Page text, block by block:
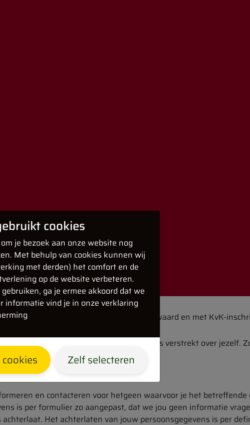
cookies
je bezoek aan onze website nog
Met behulp van cookies kunnen wij
met derden) het comfort en de
op de website verbeteren.
ga je ermee akkoord dat we
informatie vind je in onze verklaring
Zelf selecteren
30, 5552 BD in Valkenswaard en met KvK-
bedoelen we de informatie die jij aan ons verstrekt over jezelf.
en contacteren voor hetgeen waarvoor je het
is per formulier zo aangepast, dat we jou geen informatie
Het achterlaten van jouw persoonsgegevens is per